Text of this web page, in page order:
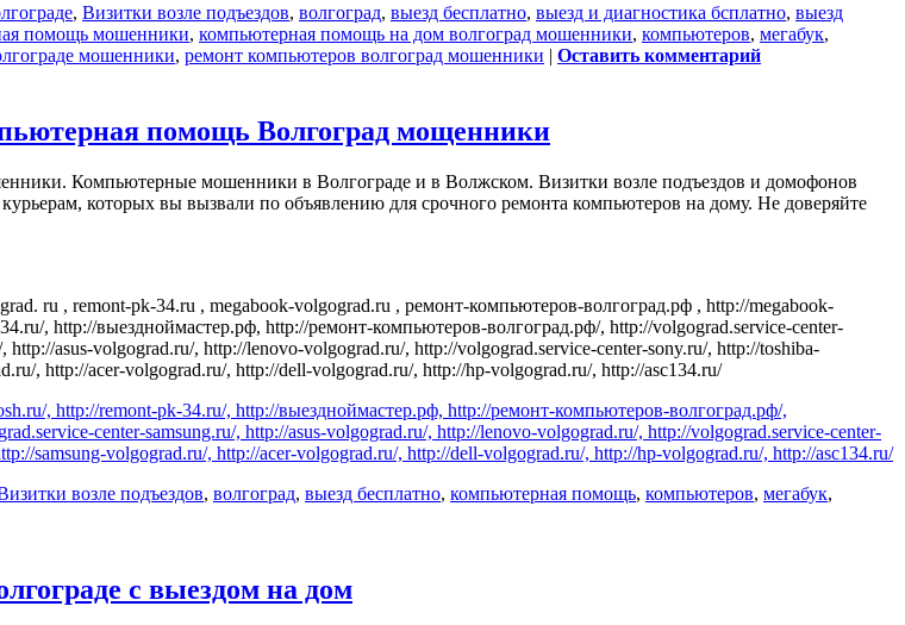
, Визитки возле подъездов, волгоград, выезд бесплатно, выезд и диагностика бсплатно, выезд
помощь мошенники, компьютерная помощь на дом волгоград мошенники, компьютеров, мегабук,
мошенники, ремонт компьютеров волгоград мошенники | Оставить комментарий
помощь Волгоград мощенники
Компьютерные мошенники в Волгограде и в Волжском. Визитки возле подъездов и домофонов
которых вы вызвали по объявлению для срочного ремонта компьютеров на дому. Не доверяйте
ru , remont-pk-34.ru , megabook-volgograd.ru , ремонт-компьютеров-волгоград.рф , http://megabook-
, http://выездноймастер.рф, http://ремонт-компьютеров-волгоград.рф/, http://volgograd.service-center-
asus-volgograd.ru/, http://lenovo-volgograd.ru/, http://volgograd.service-center-sony.ru/, http://toshiba-
, http://acer-volgograd.ru/, http://dell-volgograd.ru/, http://hp-volgograd.ru/, http://asc134.ru/
, http://remont-pk-34.ru/, http://выездноймастер.рф, http://ремонт-компьютеров-волгоград.рф/,
center-samsung.ru/, http://asus-volgograd.ru/, http://lenovo-volgograd.ru/, http://volgograd.service-center-
samsung-volgograd.ru/, http://acer-volgograd.ru/, http://dell-volgograd.ru/, http://hp-volgograd.ru/, http://asc134.ru/
возле подъездов, волгоград, выезд бесплатно, компьютерная помощь, компьютеров, мегабук,
с выездом на дом